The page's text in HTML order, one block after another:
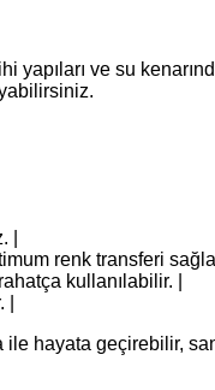
ve su
|
renk transferi
kullanılabilir. |
ile hayata